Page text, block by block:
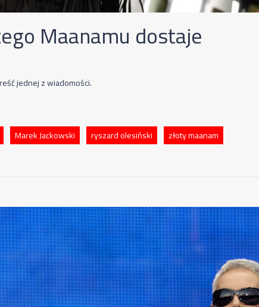
Maanamu dostaje
jednej z wiadomości.
Marek Jackowski ryszard olesiński złoty maanam